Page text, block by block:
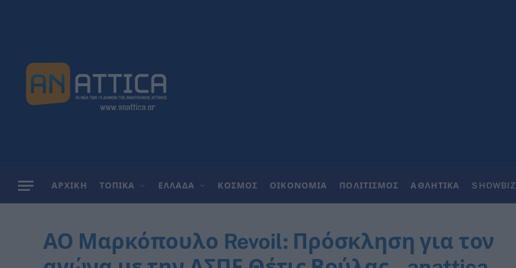
ΑΡΧΙΚΗ ΤΟΠΙΚΑ ΕΛΛΑΔΑ ΚΟΣΜΟΣ ΟΙΚΟΝΟΜΙΑ ΠΟΛΙΤΙΣΜΟΣ ΑΘΛΗΤΙΚΑ SHOWBIZ
ΑΟ Μαρκόπουλο Revoil: Πρόσκληση για τον